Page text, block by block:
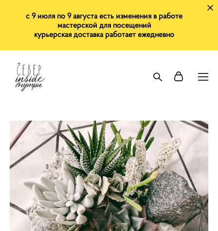
с 9 июля по 9 августа есть изменения в работе
мастерской для посещений
курьерская доставка работает ежедневно